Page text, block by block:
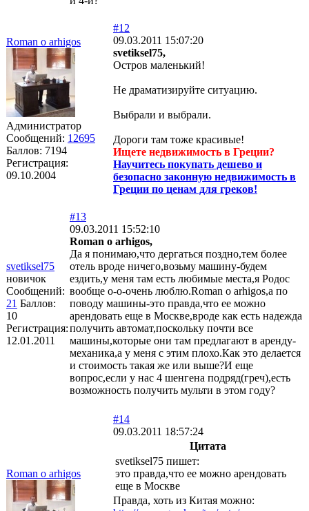
Roman o arhigos
Администратор
Сообщений: 12695
Баллов: 7194
Регистрация:
09.10.2004
#12
09.03.2011 15:07:20
svetiksel75,
Остров маленький!
Не драматизируйте ситуацию.
Выбрали и выбрали.
Дороги там тоже красивые!
Ищете недвижимость в Греции?
Научитесь покупать дешево и
безопасно законную недвижимость в
Греции по ценам для греков!
svetiksel75
новичок
Сообщений:
21 Баллов:
10
Регистрация:
12.01.2011
#13
09.03.2011 15:52:10
Roman o arhigos,
Да я понимаю,что дергаться поздно,тем более
отель вроде ничего,возьму машину-будем
ездить,у меня там есть любимые места,я Родос
вообще о-о-очень люблю.Roman o arhigos,а по
поводу машины-это правда,что ее можно
арендовать еще в Москве,вроде как есть надежда
получить автомат,поскольку почти все
машины,которые они там предлагают в аренду-
механика,а у меня с этим плохо.Как это делается
и стоимость такая же или выше?И еще
вопрос,если у нас 4 шенгена подряд(греч),есть
возможность получить мульти в этом году?
Roman o arhigos
#14
09.03.2011 18:57:24
Цитата
svetiksel75 пишет:
это правда,что ее можно арендовать
еще в Москве
Правда, хоть из Китая можно: